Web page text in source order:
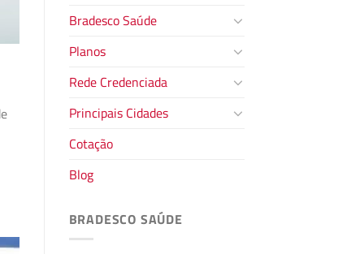
Bradesco Saúde
Planos
Rede Credenciada
Principais Cidades
Cotação
Blog
BRADESCO SAÚDE